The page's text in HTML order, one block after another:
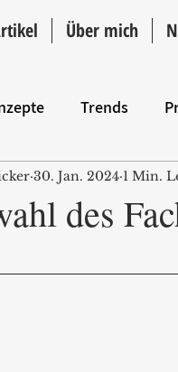
Über mich
Trends
Intro
des
30. Jan. 2024 1 Min.